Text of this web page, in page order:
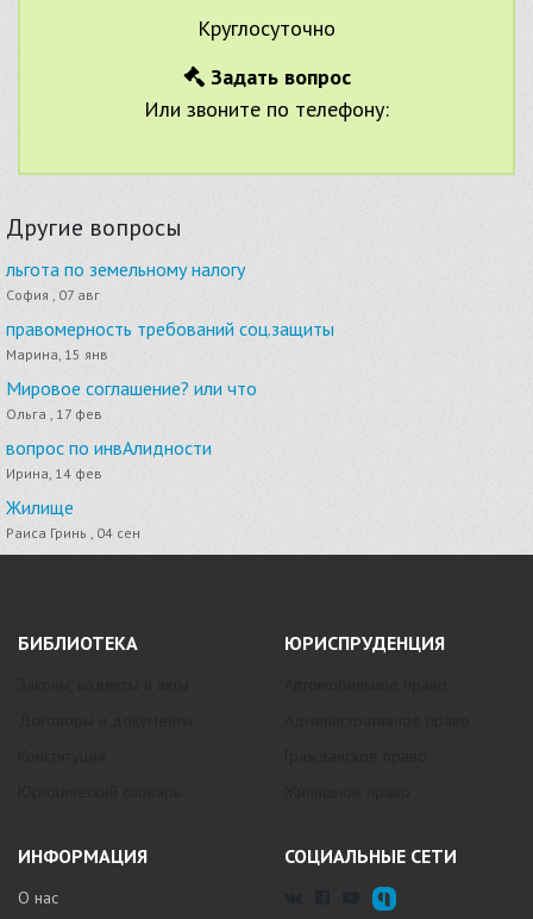
Круглосуточно
Задать вопрос
Или звоните по телефону:
Другие вопросы
льгота по земельному налогу
София , 07 авг
правомерность требований соц.защиты
Марина, 15 янв
Мировое соглашение? или что
Ольга , 17 фев
вопрос по инвАлидности
Ирина, 14 фев
Жилище
Раиса Гринь , 04 сен
БИБЛИОТЕКА ЮРИСПРУДЕНЦИЯ
ИНФОРМАЦИЯ
О нас
СОЦИАЛЬНЫЕ СЕТИ